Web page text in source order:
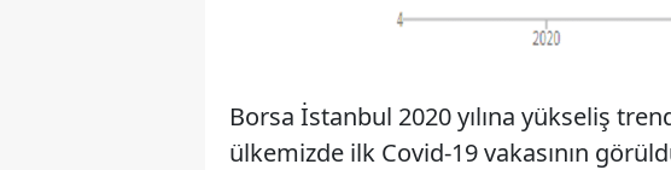
Borsa İstanbul 2020 yılına yükseliş
ülkemizde ilk Covid-19 vakasının